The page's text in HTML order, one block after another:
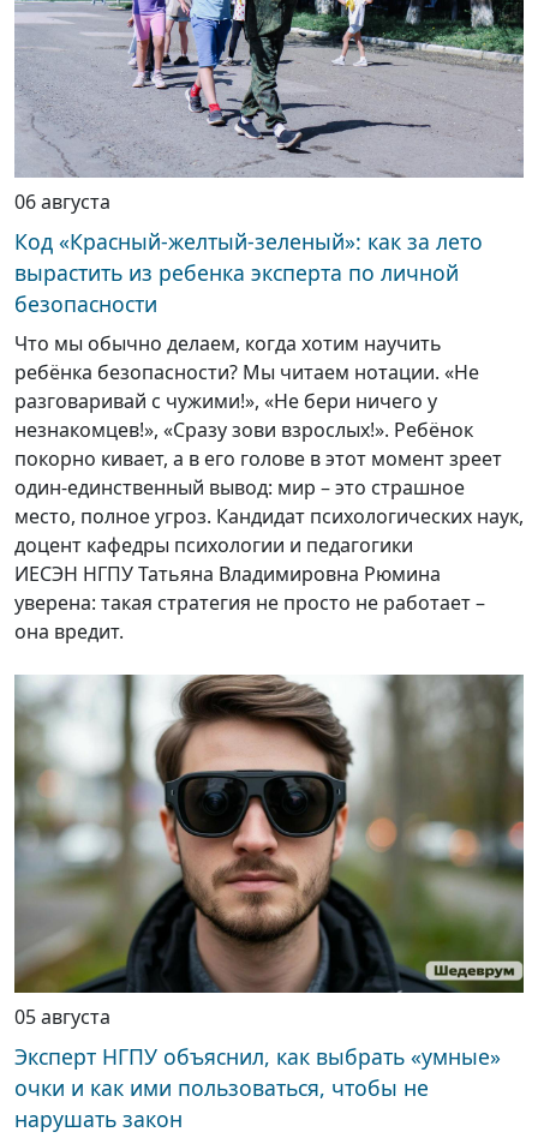
06 августа
Код «Красный-желтый-зеленый»: как за лето
вырастить из ребенка эксперта по личной
безопасности
Что мы обычно делаем, когда хотим научить
ребёнка безопасности? Мы читаем нотации. «Не
разговаривай с чужими!», «Не бери ничего у
незнакомцев!», «Сразу зови взрослых!». Ребёнок
покорно кивает, а в его голове в этот момент зреет
один-единственный вывод: мир – это страшное
место, полное угроз. Кандидат психологических наук,
доцент кафедры психологии и педагогики
ИЕСЭН НГПУ Татьяна Владимировна Рюмина
уверена: такая стратегия не просто не работает –
она вредит.
05 августа
Эксперт НГПУ объяснил, как выбрать «умные»
очки и как ими пользоваться, чтобы не
нарушать закон